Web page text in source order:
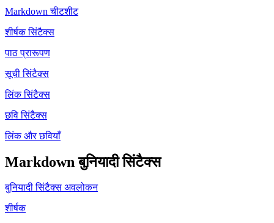
Markdown चीटशीट
शीर्षक सिंटैक्स
पाठ प्रारूपण
सूची सिंटैक्स
लिंक सिंटैक्स
छवि सिंटैक्स
लिंक और छवियाँ
Markdown बुनियादी सिंटैक्स
बुनियादी सिंटैक्स अवलोकन
शीर्षक